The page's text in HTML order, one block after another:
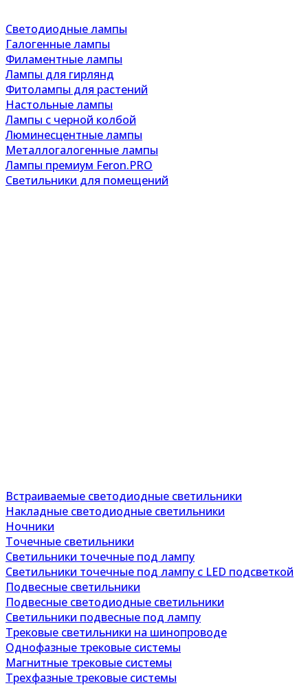
Светодиодные лампы
Галогенные лампы
Филаментные лампы
Лампы для гирлянд
Фитолампы для растений
Настольные лампы
Лампы с черной колбой
Люминесцентные лампы
Металлогалогенные лампы
Лампы премиум Feron.PRO
Светильники для помещений
Встраиваемые светодиодные светильники
Накладные светодиодные светильники
Ночники
Точечные светильники
Светильники точечные под лампу
Светильники точечные под лампу с LED подсветкой
Подвесные светильники
Подвесные светодиодные светильники
Светильники подвесные под лампу
Трековые светильники на шинопроводе
Однофазные трековые системы
Магнитные трековые системы
Трехфазные трековые системы